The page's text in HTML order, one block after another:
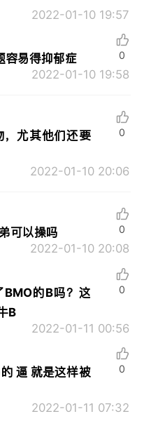
2022-01-10 19:57
容易得抑郁症
2022-01-10 19:58
0
，尤其他们还要
2022-01-10 20:06
0
可以操吗
2022-01-10 20:08
0
的B吗？这
B
2022-01-11 00:56
0
逼 就是这样被
2022-01-11 07:32
0